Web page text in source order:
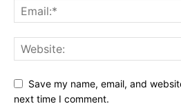
Save my name, email, and
next time I comment.